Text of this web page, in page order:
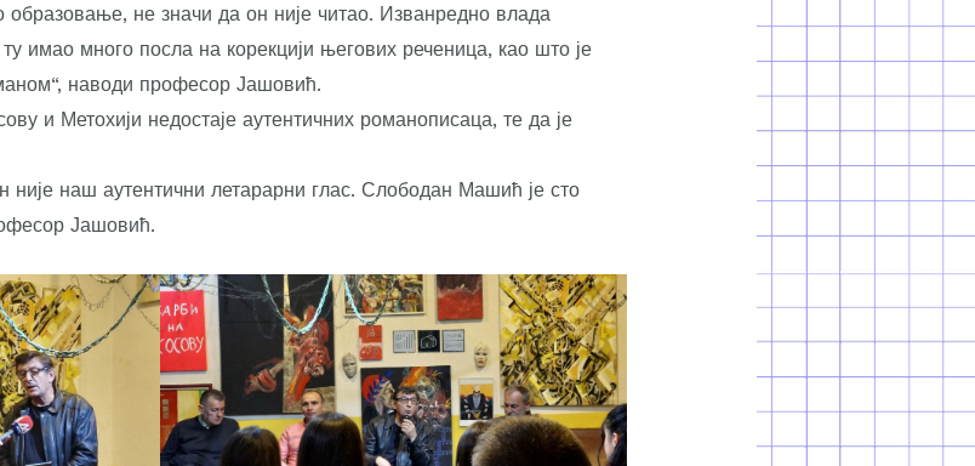
не значи да он није читао. Изванредно влада
имао много посла на корекцији његових реченица, као што је
наводи професор Јашовић.
и Метохији недостаје аутентичних романописаца, те да је
наш аутентични летарарни глас. Слободан Машић је сто
Јашовић.